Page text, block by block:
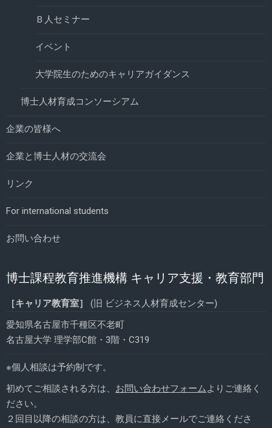
Ｂ人セミナー
イベント
大学院生のためのキャリアガイダンス
博士人材育成コンソーシアム
企業の皆様へ
企業と博士人材の交流会
リンク
For international students
お問い合わせ
博士課程教育推進機構 キャリア支援・教育部門
［キャリア教育室］
(旧 ビジネス人材育成センター)
愛知県名古屋市千種区不老町
名古屋大学 理学部C館・3階・C319
※個人相談は予約制です。
初めてご相談される方は、 お問い合わせフォームよりご連絡く
ださい。
２回目以降の相談の方は、教員に直接メールでご連絡くださ